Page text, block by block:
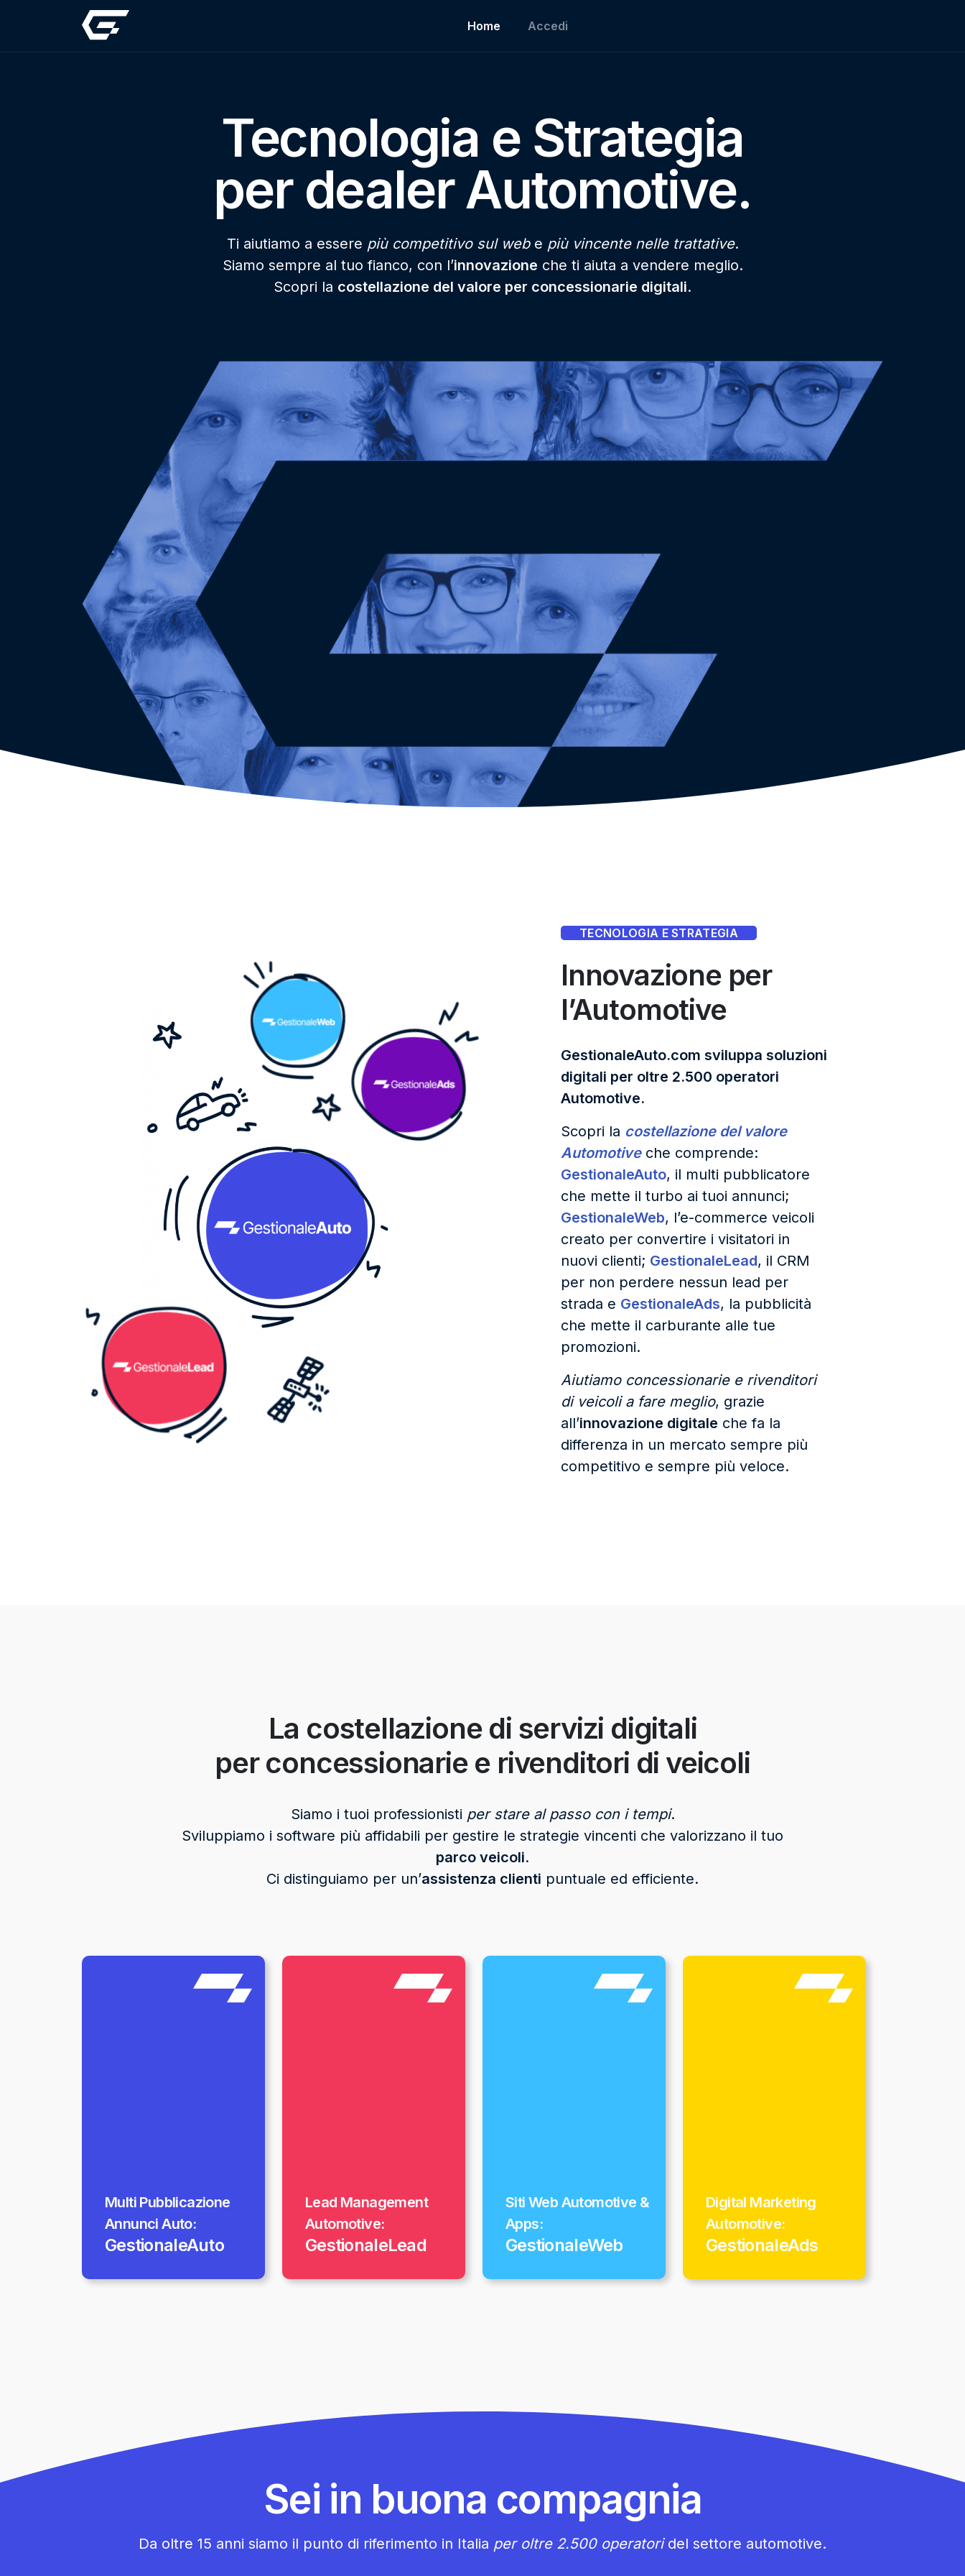
Home Accedi
Tecnologia e Strategia
per dealer Automotive.
Ti aiutiamo a essere più competitivo sul webe più vincente nelle trattative.
Siamo sempre al tuo fianco, con l’innovazione che ti aiuta a vendere meglio.
Scopri la costellazione del valore per concessionarie digitali.
TECNOLOGIA E STRATEGIA
Innovazione per
l’Automotive
GestionaleAuto.com sviluppa soluzioni
digitali per oltre 2.500 operatori
Automotive.
Scopri la costellazione del valore
Automotiveche comprende:
GestionaleAuto, il multi pubblicatore
che mette il turbo ai tuoi annunci;
GestionaleWeb, l’e-commerce veicoli
creato per convertire i visitatori in
nuovi clienti; GestionaleLead, il CRM
per non perdere nessun lead per
strada e GestionaleAds, la pubblicità
che mette il carburante alle tue
promozioni.
Aiutiamo concessionarie e rivenditori
di veicoli a fare meglio, grazie
all’innovazione digitale che fa la
differenza in un mercato sempre più
competitivo e sempre più veloce.
La costellazione di servizi digitali
per concessionarie e rivenditori di veicoli
Siamo i tuoi professionisti per stare al passo con i tempi.
Sviluppiamo i software più affidabili per gestire le strategie vincenti che valorizzano il tuo
parco veicoli.
Ci distinguiamo per un’assistenza clienti puntuale ed efficiente.
Multi Pubblicazione
Annunci Auto:
GestionaleAuto
Lead Management
Automotive:
GestionaleLead
Siti Web Automotive &
Apps:
GestionaleWeb
Digital Marketing
Automotive:
GestionaleAds
Sei in buona compagnia
Da oltre 15 anni siamo il punto di riferimento in Italia per oltre 2.500 operatoridel settore automotive.